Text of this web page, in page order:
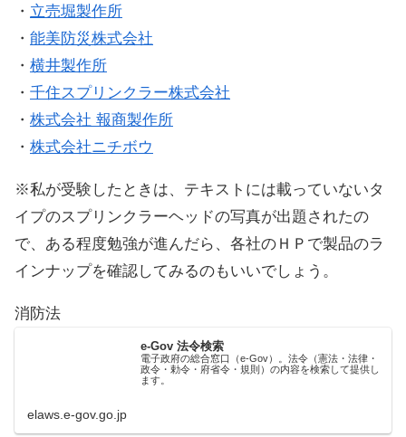
・ 立売堀製作所
・ 能美防災株式会社
・ 横井製作所
・ 千住スプリンクラー株式会社
・ 株式会社 報商製作所
・ 株式会社ニチボウ
※私が受験したときは、テキストには載っていないタ
イプのスプリンクラーヘッドの写真が出題されたの
で、ある程度勉強が進んだら、各社のＨＰで製品のラ
インナップを確認してみるのもいいでしょう。
消防法
e-Gov 法令検索
電子政府の総合窓口（e-Gov）。法令（憲法・法律・
政令・勅令・府省令・規則）の内容を検索して提供し
ます。
elaws.e-gov.go.jp